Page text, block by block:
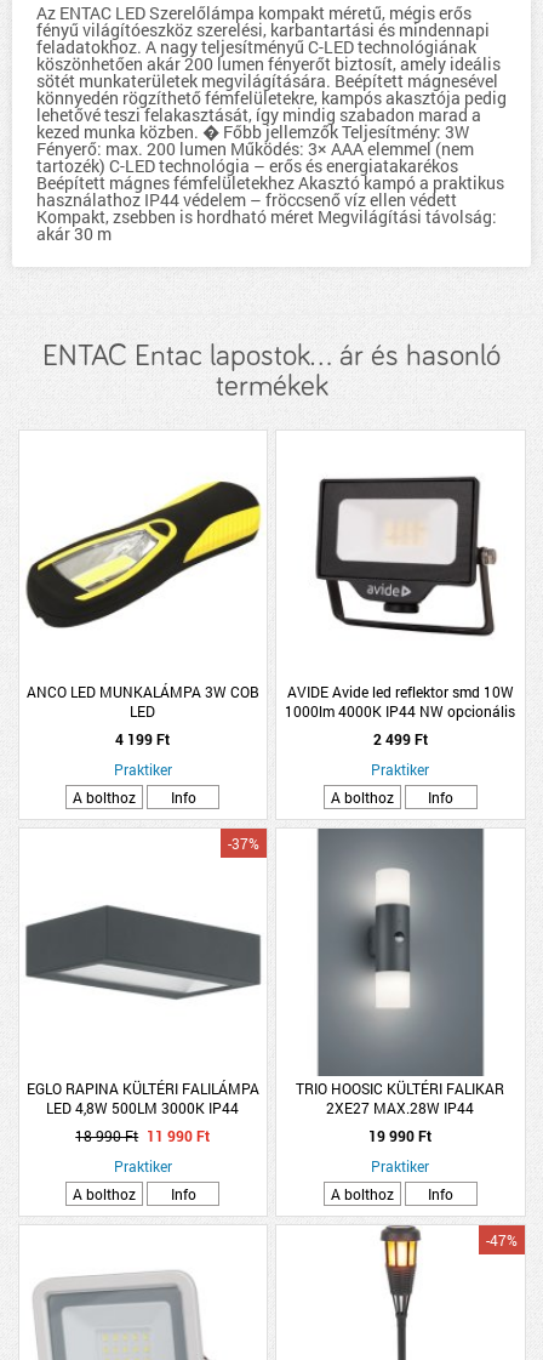
Az ENTAC LED Szerelőlámpa kompakt méretű, mégis erős
fényű világítóeszköz szerelési, karbantartási és mindennapi
feladatokhoz. A nagy teljesítményű C-LED technológiának
köszönhetően akár 200 lumen fényerőt biztosít, amely ideális
sötét munkaterületek megvilágítására. Beépített mágnesével
könnyedén rögzíthető fémfelületekre, kampós akasztója pedig
lehetővé teszi felakasztását, így mindig szabadon marad a
kezed munka közben. � Főbb jellemzők Teljesítmény: 3W
Fényerő: max. 200 lumen Működés: 3× AAA elemmel (nem
tartozék) C-LED technológia – erős és energiatakarékos
Beépített mágnes fémfelületekhez Akasztó kampó a praktikus
használathoz IP44 védelem – fröccsenő víz ellen védett
Kompakt, zsebben is hordható méret Megvilágítási távolság:
akár 30 m
ENTAC Entac lapostok... ár és hasonló
termékek
ANCO LED MUNKALÁMPA 3W COB
LED
4 199 Ft
Praktiker
A bolthoz
Info
AVIDE Avide led reflektor smd 10W
1000lm 4000K IP44 NW opcionális
PIR
2 499 Ft
Praktiker
A bolthoz
Info
EGLO RAPINA KÜLTÉRI FALILÁMPA
LED 4,8W 500LM 3000K IP44
ANTRACIT
-37%
18 990 Ft 11 990 Ft
Praktiker
A bolthoz
Info
TRIO HOOSIC KÜLTÉRI FALIKAR
2XE27 MAX.28W IP44
MOZGÁSÉRZÉKELŐS 8,5X33CM
ANTRACIT
19 990 Ft
Praktiker
A bolthoz
Info
-47%